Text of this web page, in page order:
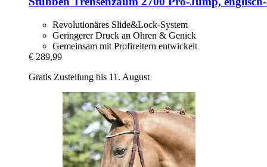
Revolutionäres Slide&Lock-System
Geringerer Druck an Ohren & Genick
Gemeinsam mit Profireitern entwickelt
€ 289,99
Gratis Zustellung bis 11. August